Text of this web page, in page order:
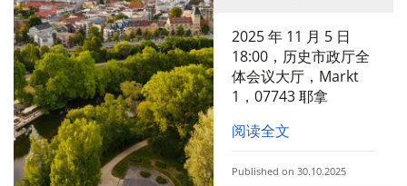
2025 年 11 月 5 日
18:00，历史市政厅全
体会议大厅，Markt
1，07743 耶拿
阅读全文
Published on 30.10.2025